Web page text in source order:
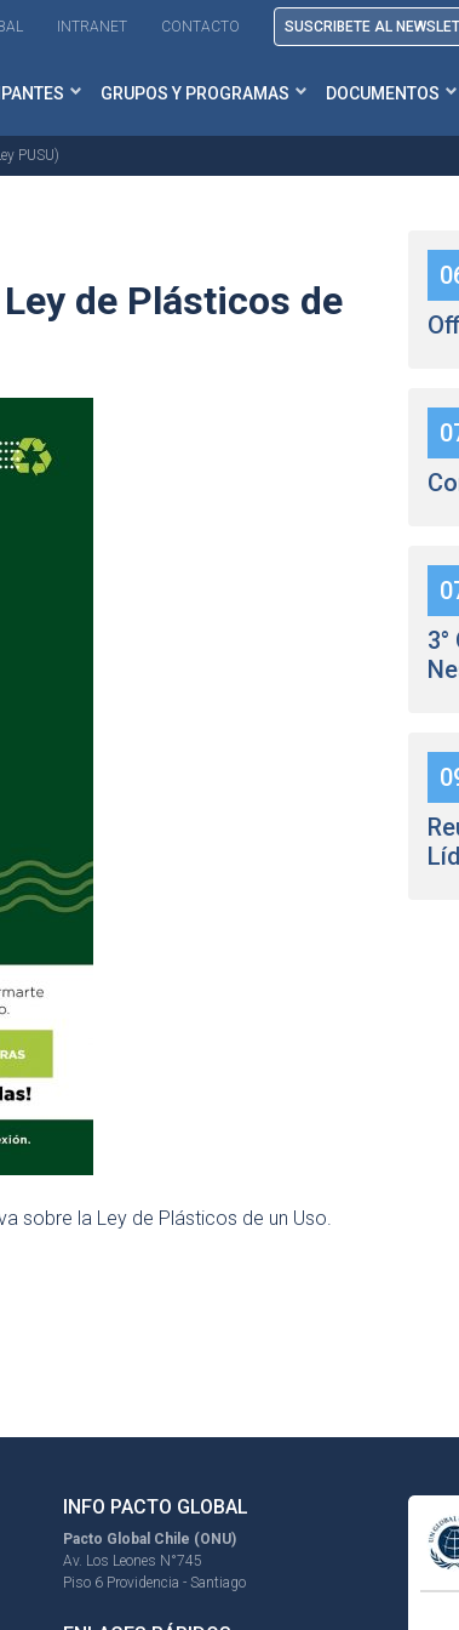
INTRANET CONTACTO SUSCRIBETE AL
GRUPOS Y PROGRAMAS DOCUMENTOS
PUSU)
de Plásticos de
sobre la Ley de Plásticos de un Uso.
INFO PACTO GLOBAL
Pacto Global Chile (ONU)
Av. Los Leones N°745
Piso 6 Providencia - Santiago